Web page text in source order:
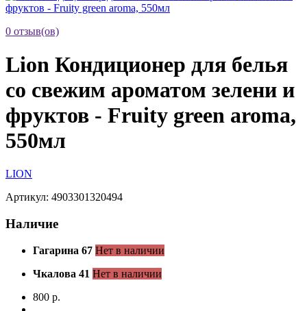
0 отзыв(ов)
Lion Кондиционер для белья
со свежим ароматом зелени и
фруктов - Fruity green aroma,
550мл
LION
Артикул: 4903301320494
Наличие
Гагарина 67 Нет в наличии
Чкалова 41 Нет в наличии
800 р.